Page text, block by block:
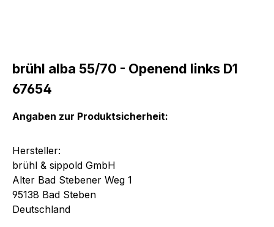
brühl alba 55/70 - Openend links D1
67654
Angaben zur Produktsicherheit:
Hersteller:
brühl & sippold GmbH
Alter Bad Stebener Weg 1
95138 Bad Steben
Deutschland